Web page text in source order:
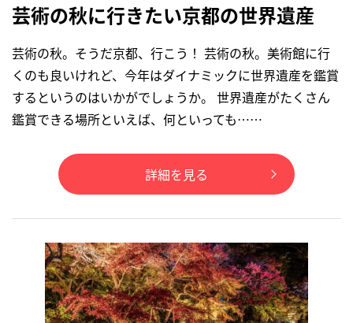
芸術の秋に行きたい京都の世界遺産
芸術の秋。そうだ京都、行こう！ 芸術の秋。美術館に行
くのも良いけれど、今年はダイナミックに世界遺産を鑑賞
するというのはいかがでしょうか。 世界遺産がたくさん
鑑賞できる場所といえば、何といっても……
詳細を見る